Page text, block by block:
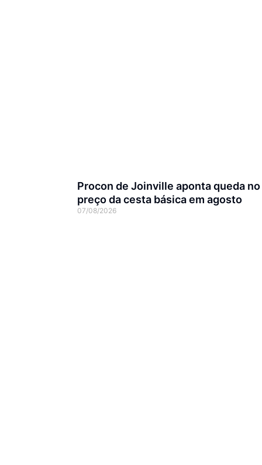
Procon de Joinville aponta queda no
preço da cesta básica em agosto
07/08/2026